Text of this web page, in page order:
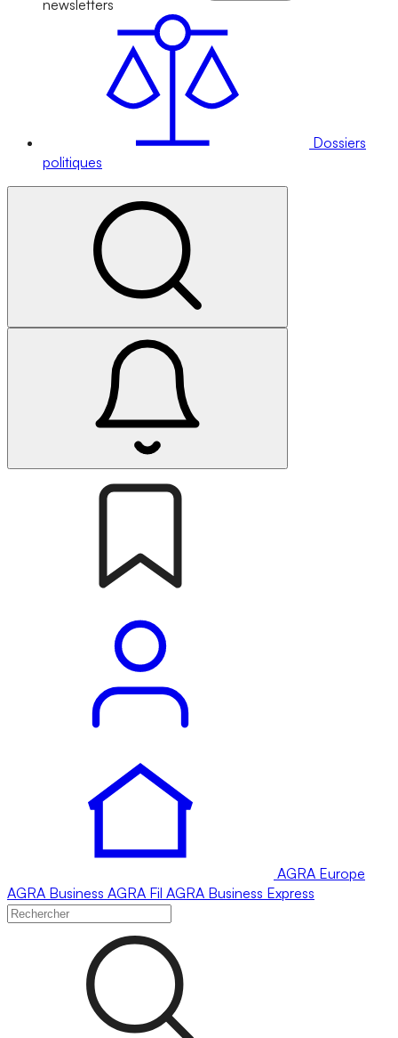
newsletters
Dossiers
politiques
AGRA Europe
AGRA Business AGRA Fil AGRA Business Express